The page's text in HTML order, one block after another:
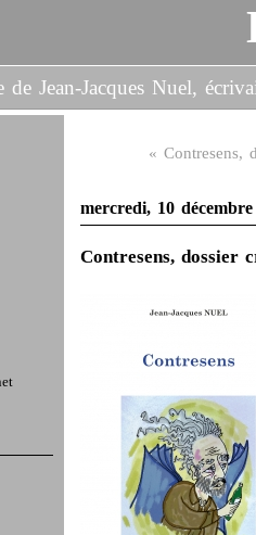
de Jean-Jacques Nuel,
« Contresens,
mercredi, 10 décembre
Contresens, dossier